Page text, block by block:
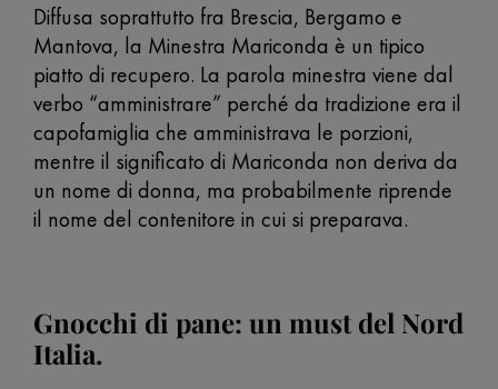
Diffusa soprattutto fra Brescia, Bergamo e
Mantova, la Minestra Mariconda è un tipico
piatto di recupero. La parola minestra viene dal
verbo “amministrare” perché da tradizione era il
capofamiglia che amministrava le porzioni,
mentre il significato di Mariconda non deriva da
un nome di donna, ma probabilmente riprende
il nome del contenitore in cui si preparava.
Gnocchi di pane: un must del Nord
Italia.